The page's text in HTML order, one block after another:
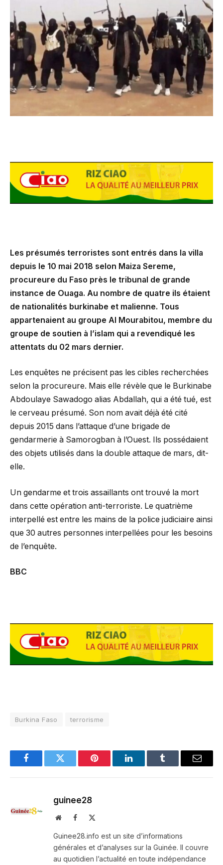
Les présumés terroristes sont entrés dans la villa
depuis le 10 mai 2018 selon Maiza Sereme,
procureure du Faso près le tribunal de grande
instance de Ouaga. Au nombre de quatre ils étaient
de nationalités burkinabe et malienne. Tous
appartenaient au groupe Al Mourabitou, membre du
groupe de soutien à l’islam qui a revendiqué les
attentats du 02 mars dernier.
Les enquêtes ne précisent pas les cibles recherchées
selon la procureure. Mais elle révèle que le Burkinabe
Abdoulaye Sawadogo alias Abdallah, qui a été tué, est
le cerveau présumé. Son nom avait déjà été cité
depuis 2015 dans l’attaque d’une brigade de
gendarmerie à Samorogban à l’Ouest. Ils possédaient
des objets utilisés dans la double attaque de mars, dit-
elle.
Un gendarme et trois assaillants ont trouvé la mort
dans cette opération anti-terroriste. Le quatrième
interpellé est entre les mains de la police judiciaire ainsi
que 30 autres personnes interpellées pour les besoins
de l’enquête.
BBC
Burkina Faso terrorisme
FacebookTwitter Pinterest LinkedInTumblr Email
guinee28
WebsiteFacebook
Guinee28.info est un site d’informations
générales et d’analyses sur la Guinée. Il couvre
au quotidien l’actualité en toute indépendance